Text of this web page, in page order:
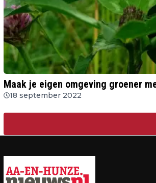
Maak je eigen omgeving groener
18 september 2022